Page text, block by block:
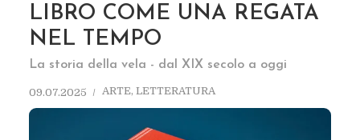
LIBRO COME UNA REGATA
NEL TEMPO
La storia della vela - dal XIX secolo a oggi
09.07.2025 ARTE, LETTERATURA